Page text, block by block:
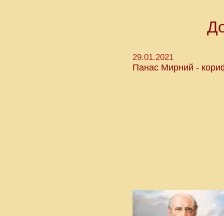
29.01.2021
Панас Мирний -